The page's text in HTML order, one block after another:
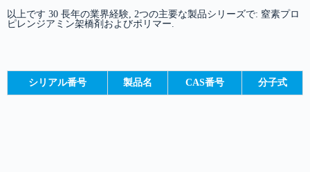
ッ
プ
以上です 30 長年の業界経験, 2つの主要な製品シリーズで: 窒素プロ
ピレンジアミン架橋剤およびポリマー.
シリアル番号 製品名 CAS番号 分子式